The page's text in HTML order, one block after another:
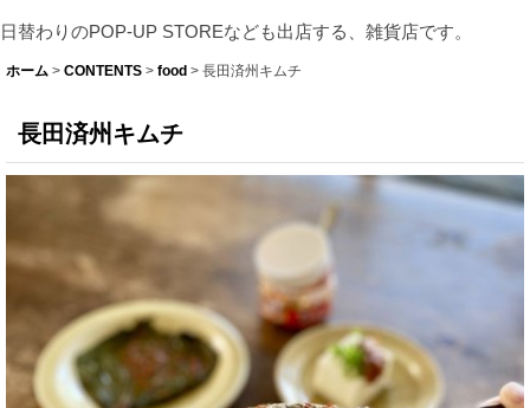
日替わりのPOP-UP STOREなども出店する、雑貨店です。
ホーム > CONTENTS > food > 長田済州キムチ
長田済州キムチ